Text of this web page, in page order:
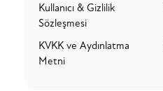
Kullanıcı & Gizlilik
Sözleşmesi
KVKK ve Aydınlatma
Metni